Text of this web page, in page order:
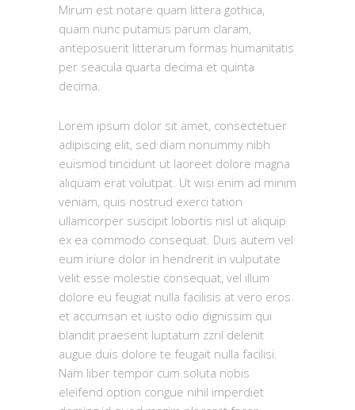
Mirum est notare quam littera gothica,
quam nunc putamus parum claram,
anteposuerit litterarum formas humanitatis
per seacula quarta decima et quinta
decima.
Lorem ipsum dolor sit amet, consectetuer
adipiscing elit, sed diam nonummy nibh
euismod tincidunt ut laoreet dolore magna
aliquam erat volutpat. Ut wisi enim ad minim
veniam, quis nostrud exerci tation
ullamcorper suscipit lobortis nisl ut aliquip
ex ea commodo consequat. Duis autem vel
eum iriure dolor in hendrerit in vulputate
velit esse molestie consequat, vel illum
dolore eu feugiat nulla facilisis at vero eros
et accumsan et iusto odio dignissim qui
blandit praesent luptatum zzril delenit
augue duis dolore te feugait nulla facilisi.
Nam liber tempor cum soluta nobis
eleifend option congue nihil imperdiet